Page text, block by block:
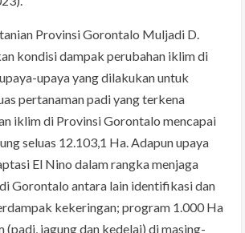
Provinsi Gorontalo Muljadi D.
kondisi dampak perubahan iklim di
upaya yang dilakukan untuk
pertanaman padi yang terkena
iklim di Provinsi Gorontalo mencapai
seluas 12.103,1 Ha. Adapun upaya
El Nino dalam rangka menjaga
Gorontalo antara lain identifikasi dan
kekeringan; program 1.000 Ha
(padi, jagung dan kedelai) di masing-